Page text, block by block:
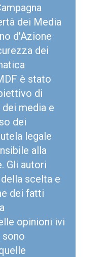
dei Media
d'Azione
dei
è stato
di
media e
dei
legale
alla
Gli autori
scelta e
dei fatti
opinioni ivi
sono